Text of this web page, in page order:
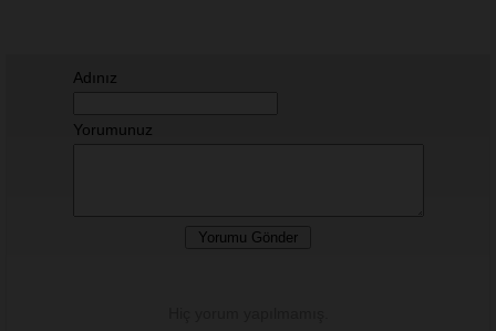
Adınız
Yorumunuz